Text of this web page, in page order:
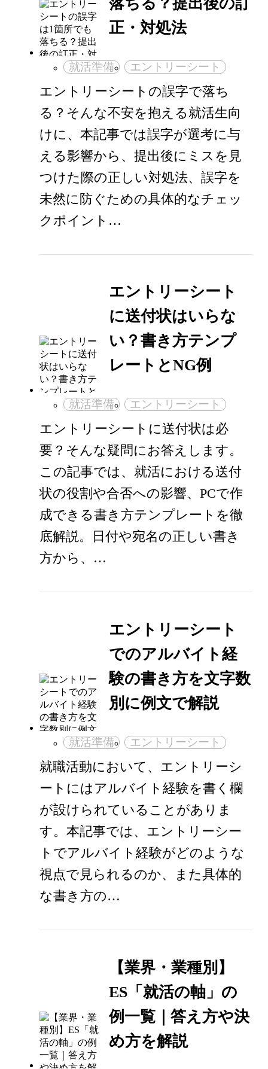
正・対処法
就活準備 エントリーシート
エントリーシートの誤字で落ち
る？そんな不安を抱える就活生向
けに、本記事では誤字が選考に与
える影響から、提出後にミスを見
つけた際の正しい対処法、誤字を
未然に防ぐための具体的なチェッ
クポイント…
エントリーシート
に送付状はいらな
い？書き方テンプ
レートとNG例
就活準備 エントリーシート
エントリーシートに送付状は必
要？そんな疑問にお答えします。
この記事では、就活における送付
状の役割や合否への影響、PCで作
成できる書き方テンプレートを徹
底解説。日付や宛名の正しい書き
方から、…
エントリーシート
でのアルバイト経
験の書き方を文字数
別に例文で解説
就活準備 エントリーシート
就職活動において、エントリーシ
ートにはアルバイト経験を書く欄
が設けられていることがありま
す。本記事では、エントリーシー
トでアルバイト経験がどのような
視点で見られるのか、また具体的
な書き方の…
【業界・業種別】
ES「就活の軸」の
例一覧｜答え方や決
め方を解説